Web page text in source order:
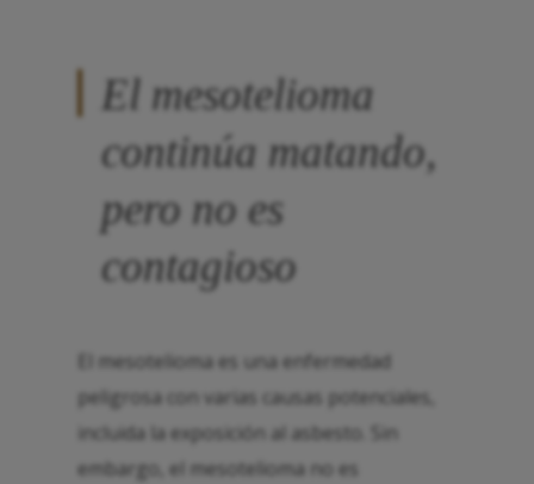
El mesotelioma
continúa matando,
pero no es
contagioso
El mesotelioma es una enfermedad
peligrosa con varias causas potenciales,
incluida la exposición al asbesto. Sin
embargo, el mesotelioma no es